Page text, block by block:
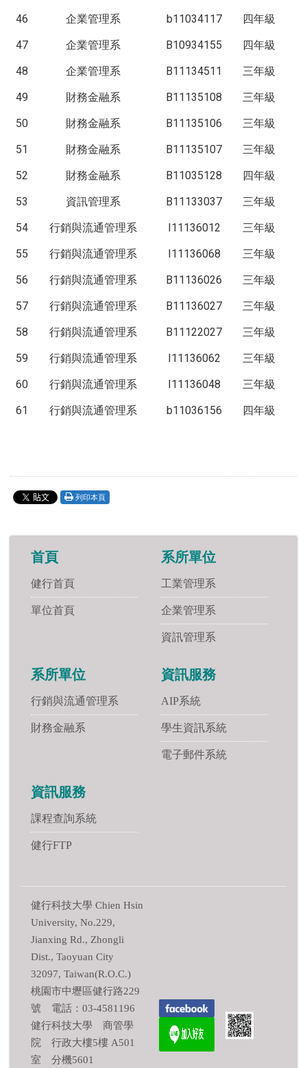
46
企業管理系 b11034117
四年級
47
企業管理系 B10934155
四年級
48
企業管理系 B11134511
三年級
49
財務金融系 B11135108
三年級
50
財務金融系 B11135106
三年級
51
財務金融系 B11135107
三年級
52
財務金融系 B11035128
四年級
53
資訊管理系 B11133037
三年級
54
行銷與流通管理系 I11136012
三年級
55
行銷與流通管理系 I11136068
三年級
56
行銷與流通管理系 B11136026
三年級
57
行銷與流通管理系 B11136027
三年級
58
行銷與流通管理系 B11122027
三年級
59
行銷與流通管理系 I11136062
三年級
60
行銷與流通管理系 I11136048
三年級
61
行銷與流通管理系 b11036156 四年級
列印本頁
首頁
健行首頁
單位首頁
系所單位
工業管理系
企業管理系
資訊管理系
系所單位
行銷與流通管理系
財務金融系
資訊服務
AIP系統
學生資訊系統
電子郵件系統
資訊服務
課程查詢系統
健行FTP
健行科技大學 Chien Hsin
University, No.229,
Jianxing Rd., Zhongli
Dist., Taoyuan City
32097, Taiwan(R.O.C.)
桃園市中壢區健行路229
號 電話：03-4581196
健行科技大學 商管學
院 行政大樓5樓 A501
室 分機5601